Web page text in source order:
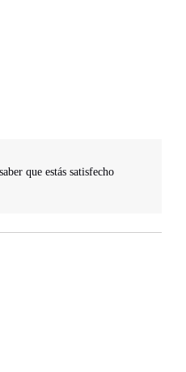
que estás satisfecho